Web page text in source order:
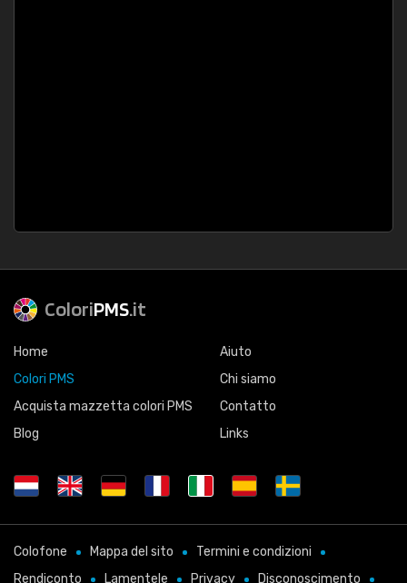
ColoriPMS.it
Home
Colori PMS
Acquista mazzetta colori PMS
Blog
Aiuto
Chi siamo
Contatto
Links
Colofone Mappa del sito
Termini e condizioni
Rendiconto
Lamentele Privacy Disconoscimento